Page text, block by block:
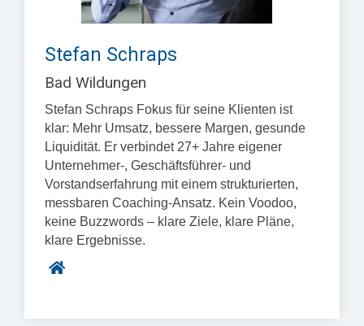
Stefan Schraps
Bad Wildungen
Stefan Schraps Fokus für seine Klienten ist
klar: Mehr Umsatz, bessere Margen, gesunde
Liquidität. Er verbindet 27+ Jahre eigener
Unternehmer-, Geschäftsführer- und
Vorstandserfahrung mit einem strukturierten,
messbaren Coaching-Ansatz. Kein Voodoo,
keine Buzzwords – klare Ziele, klare Pläne,
klare Ergebnisse.